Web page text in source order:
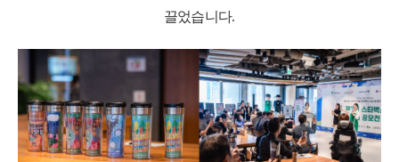
끌었습니다.